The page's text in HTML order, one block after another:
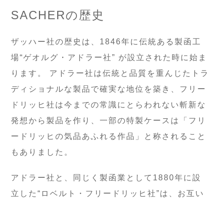
SACHERの歴史
ザッハー社の歴史は、1846年に伝統ある製函工
場“ゲオルグ・アドラー社” が設立された時に始ま
ります。 アドラー社は伝統と品質を重んじたトラ
ディショナルな製品で確実な地位を築き、フリー
ドリッヒ社は今までの常識にとらわれない斬新な
発想から製品を作り、一部の特製ケースは「フリ
ードリッヒの気品あふれる作品」と称されること
もありました。
アドラー社と、同じく製函業として1880年に設
立した“ロベルト・フリードリッヒ社”は、お互い